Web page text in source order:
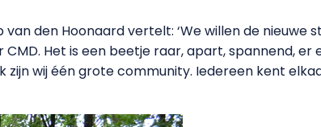
den Hoonaard vertelt: ‘We willen de nieuwe
Het is een beetje raar, apart, spannend, er
zijn wij één grote community. Iedereen kent